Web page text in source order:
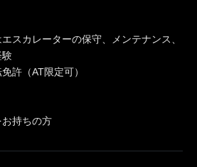
スカレーターの保守、メンテナンス、
験
許（AT限定可）
お持ちの方